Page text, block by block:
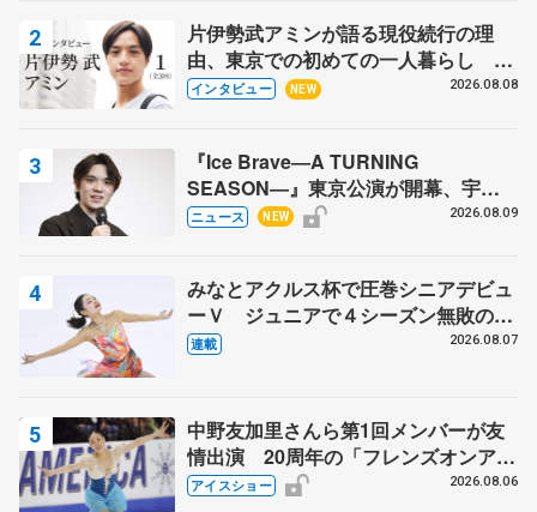
片伊勢武アミンが語る現役続行の理
由、東京での初めての一人暮らし 注
目スケーターの「今」に迫る
インタビュー NEW 2026.08.08
『Ice Brave―A TURNING
SEASON―』東京公演が開幕、宇野
昌磨の『Ice Brave』にかける思いを
ニュース NEW 2026.08.09
みなとアクルス杯で圧巻シニアデビュ
ーＶ ジュニアで４シーズン無敗の島
田麻央
連載 2026.08.07
中野友加里さんら第1回メンバーが友
情出演 20周年の「フレンズオンアイ
ス」 宮本賢二さん、有川梨絵さん、
アイスショー 2026.08.06